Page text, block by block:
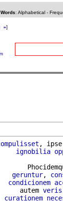
Words: Alphabetical-
»]
, ipse
ignobilia
geruntur,
condicionem
autem veris
curationem